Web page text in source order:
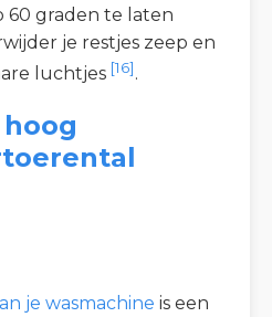
60 graden te laten
je restjes zeep en
luchtjes [16].
je wasmachine is een